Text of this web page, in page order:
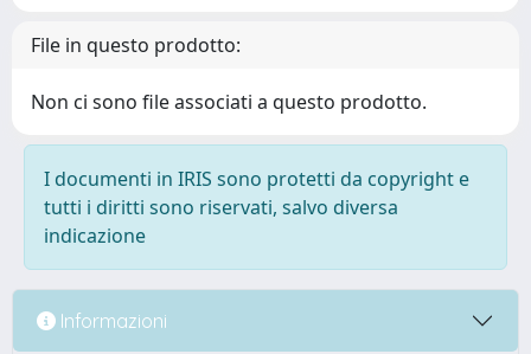
File in questo prodotto:
Non ci sono file associati a questo prodotto.
I documenti in IRIS sono protetti da copyright e
tutti i diritti sono riservati, salvo diversa
indicazione
Informazioni